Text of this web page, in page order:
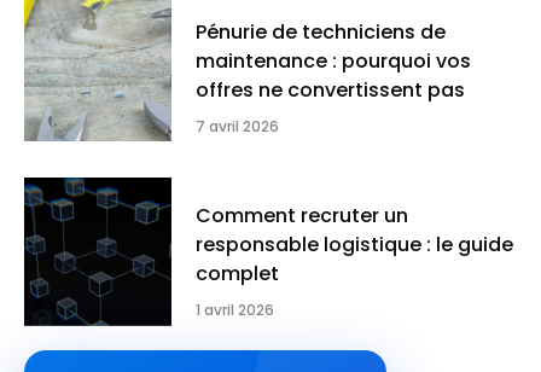
Pénurie de techniciens de
maintenance : pourquoi vos
offres ne convertissent pas
7 avril 2026
Comment recruter un
responsable logistique : le guide
complet
1 avril 2026